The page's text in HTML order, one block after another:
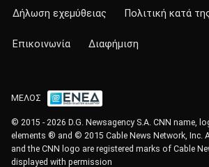
Δήλωση εχεμύθειας Πολιτική κατά
Επικοινωνία Διαφήμιση
ΜΕΛΟΣ
© 2015 - 2026 D.G. Newsagency S.A. CNN name,
elements ® and © 2015 Cable News Network, Inc.
and the CNN logo are registered marks of Cable
displayed with permission